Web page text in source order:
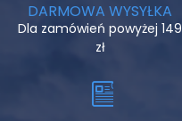
DARMOWA WYSYŁKA
Dla zamówień powyżej 149
zł